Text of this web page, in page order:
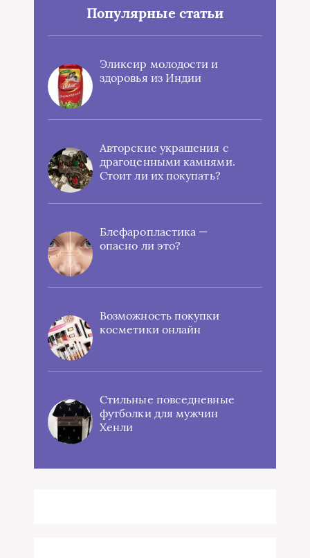
Популярные статьи
Эликсир молодости и
здоровья из Индии
Авторские украшения с
драгоценными камнями.
Стоит ли их покупать?
Блефаропластика —
опасно ли это?
Возможность покупки
косметики онлайн
Стильные повседневные
футболки для мужчин
Хенли